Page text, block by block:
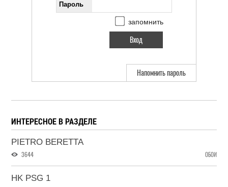
Пароль
запомнить
Напомнить пароль
ИНТЕРЕСНОЕ В РАЗДЕЛЕ
PIETRO BERETTA
3644 ОБОИ
HK PSG 1